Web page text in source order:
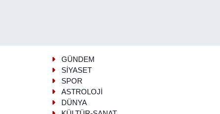
GÜNDEM
SİYASET
SPOR
ASTROLOJİ
DÜNYA